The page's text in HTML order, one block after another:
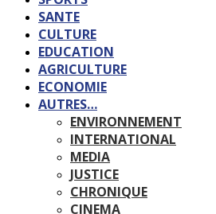
SANTE
CULTURE
EDUCATION
AGRICULTURE
ECONOMIE
AUTRES…
ENVIRONNEMENT
INTERNATIONAL
MEDIA
JUSTICE
CHRONIQUE
CINEMA